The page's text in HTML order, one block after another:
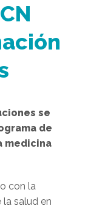
se
de
medicina
con la
salud en